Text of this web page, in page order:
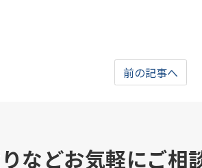
前の記事へ
などお気軽にご相